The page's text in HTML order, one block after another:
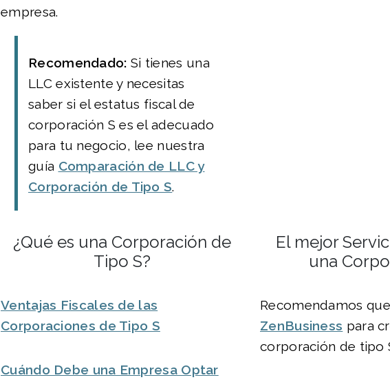
empresa.
Recomendado: Si tienes una
LLC existente y necesitas
saber si el estatus fiscal de
corporación S es el adecuado
para tu negocio, lee nuestra
guía Comparación de LLC y
Corporación de Tipo S.
¿Qué es una Corporación de
Tipo S?
Ventajas Fiscales de las
Corporaciones de Tipo S
Cuándo Debe una Empresa Optar
El mejor
una
Recomendamos
ZenBusiness para
corporación de tipo